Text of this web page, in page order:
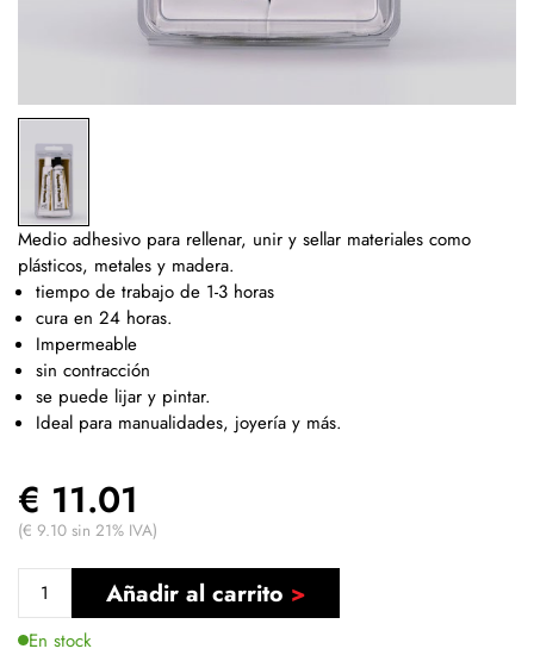
Medio adhesivo para rellenar, unir y sellar materiales como
plásticos, metales y madera.
tiempo de trabajo de 1-3 horas
cura en 24 horas.
Impermeable
sin contracción
se puede lijar y pintar.
Ideal para manualidades, joyería y más.
€ 11.01
(€ 9.10 sin 21% IVA)
Añadir al carrito
En stock